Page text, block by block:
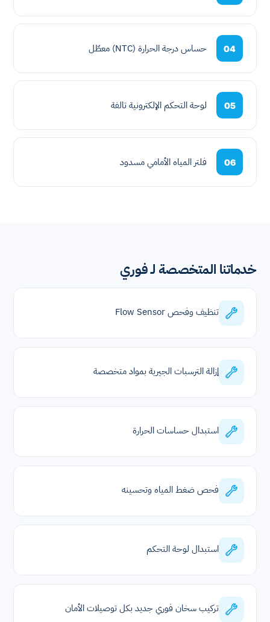
04 حساس درجة الحرارة (NTC) معطّل
05 لوحة التحكم الإلكترونية تالفة
06 فلتر المياه الأمامي مسدود
خدماتنا المتخصصة لـ فوري
تنظيف وفحص Flow Sensor
إزالة الترسبات الجيرية بمواد متخصصة
استبدال حساسات الحرارة
فحص ضغط المياه وتحسينه
استبدال لوحة التحكم
تركيب سخان فوري جديد بكل توصيلات الأمان